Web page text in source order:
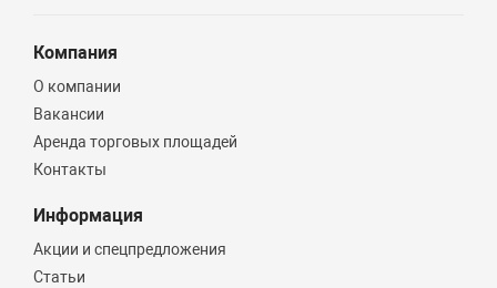
Компания
О компании
Вакансии
Аренда торговых площадей
Контакты
Информация
Акции и спецпредложения
Статьи